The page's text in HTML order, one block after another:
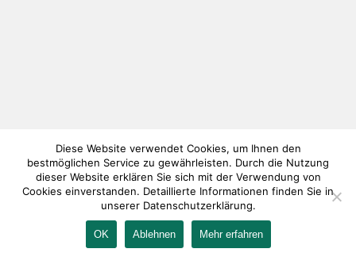
IMPRESSUM KONTAKT AGB DATENSCHUTZ
Diese Website verwendet Cookies, um Ihnen den
bestmöglichen Service zu gewährleisten. Durch die Nutzung
dieser Website erklären Sie sich mit der Verwendung von
Cookies einverstanden. Detaillierte Informationen finden Sie in
unserer Datenschutzerklärung.
OK Ablehnen Mehr erfahren